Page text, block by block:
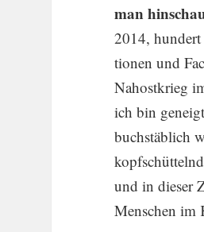
man
2014,
tionen und
Nahost­krieg
ich bin
buchstäb­lich
und in dieser
Menschen im